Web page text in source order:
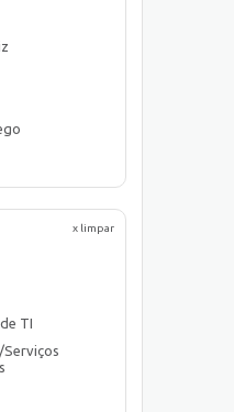
x limpar
TI